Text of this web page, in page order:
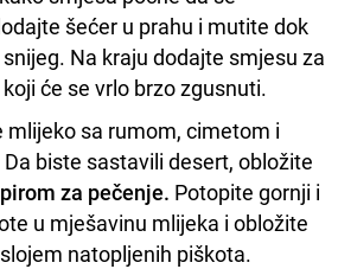
šećer u prahu i mutite dok
Na kraju dodajte smjesu za
će se vrlo brzo zgusnuti.
mlijeko sa rumom, cimetom i
biste sastavili desert, obložite
za pečenje. Potopite gornji i
u mješavinu mlijeka i obložite
natopljenih piškota.